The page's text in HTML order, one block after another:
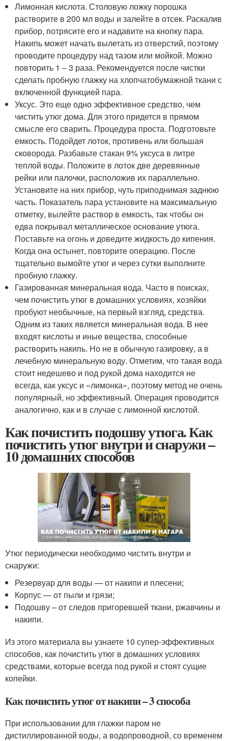
Лимонная кислота. Столовую ложку порошка
растворите в 200 мл воды и залейте в отсек. Раскалив
прибор, потрясите его и надавите на кнопку пара.
Накипь может начать вылетать из отверстий, поэтому
проводите процедуру над тазом или мойкой. Можно
повторить 1 – 3 раза. Рекомендуется после чистки
сделать пробную глажку на хлопчатобумажной ткани с
включенной функцией пара.
Уксус. Это еще одно эффективное средство, чем
чистить утюг дома. Для этого придется в прямом
смысле его сварить. Процедура проста. Подготовьте
емкость. Подойдет лоток, противень или большая
сковорода. Разбавьте стакан 9% уксуса в литре
теплой воды. Положите в лоток две деревянные
рейки или палочки, расположив их параллельно.
Установите на них прибор, чуть приподнимая заднюю
часть. Показатель пара установите на максимальную
отметку, вылейте раствор в емкость, так чтобы он
едва покрывал металлическое основание утюга.
Поставьте на огонь и доведите жидкость до кипения.
Когда она остынет, повторите операцию. После
тщательно вымойте утюг и через сутки выполните
пробную глажку.
Газированная минеральная вода. Часто в поисках,
чем почистить утюг в домашних условиях, хозяйки
пробуют необычные, на первый взгляд, средства.
Одним из таких является минеральная вода. В нее
входят кислоты и иные вещества, способные
растворить накипь. Но не в обычную газировку, а в
лечебную минеральную воду. Отметим, что такая вода
стоит недешево и под рукой дома находится не
всегда, как уксус и «лимонка», поэтому метод не очень
популярный, но эффективный. Операция проводится
аналогично, как и в случае с лимонной кислотой.
Как почистить подошву утюга. Как
почистить утюг внутри и снаружи –
10 домашних способов
Утюг периодически необходимо чистить внутри и
снаружи:
Резервуар для воды — от накипи и плесени;
Корпус — от пыли и грязи;
Подошву – от следов пригоревшей ткани, ржавчины и
накипи.
Из этого материала вы узнаете 10 супер-эффективных
способов, как почистить утюг в домашних условиях
средствами, которые всегда под рукой и стоят сущие
копейки.
Как почистить утюг от накипи – 3 способа
При использовании для глажки паром не
дистиллированной воды, а водопроводной, со временем